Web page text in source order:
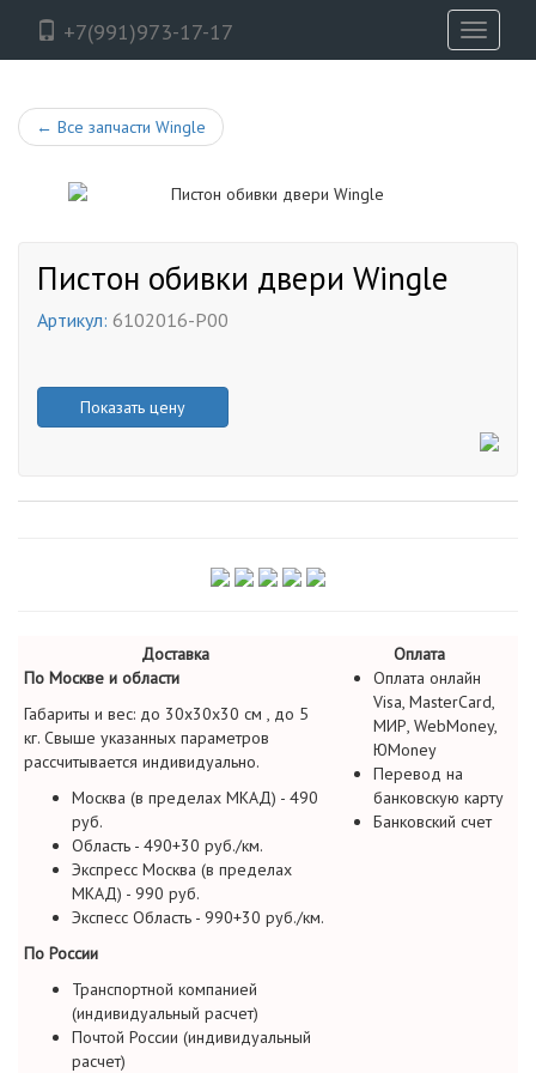
+7(991)973-17-17
Toggle
← Все запчасти Wingle
Пистон обивки двери Wingle
Артикул: 6102016-P00
Показать цену
Доставка
Оплата
По Москве и области
Габариты и вес: до 30х30х30 см , до 5
кг. Свыше указанных параметров
рассчитывается индивидуально.
Москва (в пределах МКАД) - 490
руб.
Область - 490+30 руб./км.
Экспресс Москва (в пределах
МКАД) - 990 руб.
Экспесс Область - 990+30 руб./км.
По России
Транспортной компанией
(индивидуальный расчет)
Почтой России (индивидуальный
расчет)
Оплата онлайн
Visa, MasterCard,
МИР, WebMoney,
ЮMoney
Перевод на
банковскую карту
Банковский счет